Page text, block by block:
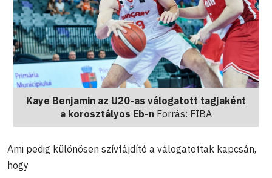
Kaye Benjamin az U20-as válogatott tagjaként
a korosztályos Eb-n Forrás: FIBA
Ami pedig különösen szívfájdító a válogatottak kapcsán,
hogy